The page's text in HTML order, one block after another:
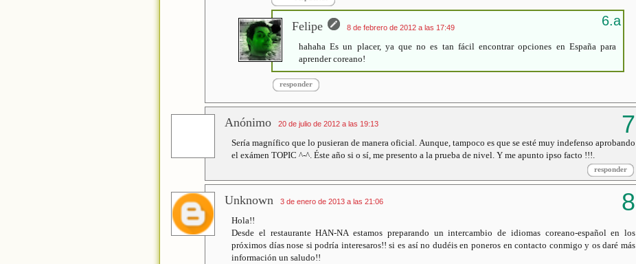
Felipe 8 de febrero de 2012 a las 17:49
hahaha Es un placer, ya que no es tan fácil encontrar opciones en España para
aprender coreano!
responder
Anónimo 20 de julio de 2012 a las 19:13
Sería magnífico que lo pusieran de manera oficial. Aunque, tampoco es que se esté muy indefenso aprobando
el exámen TOPIC ^-^. Éste año si o sí, me presento a la prueba de nivel. Y me apunto ipso facto !!!.
responder
Unknown 3 de enero de 2013 a las 21:06
Hola!!
Desde el restaurante HAN-NA estamos preparando un intercambio de idiomas coreano-español en los
próximos días nose si podría interesaros!! si es así no dudéis en poneros en contacto conmigo y os daré más
información un saludo!!